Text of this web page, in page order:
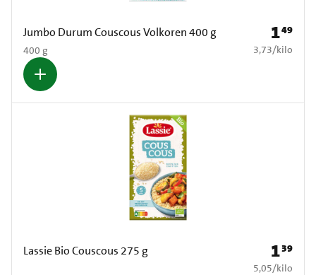
Jumbo Durum Couscous Volkoren 400 g
400 g
Prijs: €
149
€ 3,73 per kilo
3,73/kilo
Lassie Bio Couscous 275 g Prijs: €
139
€ 5,05 per kilo
5,05/kilo